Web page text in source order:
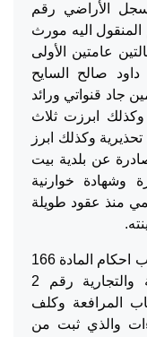
الأراضي رقم
فيه اسم المنقول اليه مورث
عامتين الأولى
صالح السايح
جاد قنواتي ورائد
ابرزت ثلاث
2 وهي إعلانات تحذيرية وكذلك ابرز
صادرة عن بلدية بيت
وشهادة خوارنية
منذ عقود طويلة
قاضي التسوية بما له من صلاحية بموجب احكام المادة 166
من قانون أصول المحاكمات المدنية والتجارية رقم 2
المرافعة وكلف
والذي ثبت من